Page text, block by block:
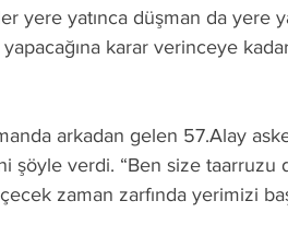
yere yatınca düşman da yere
yapacağına karar verinceye
arkadan gelen 57.Alay
şöyle verdi. “Ben size taarruzu
zaman zarfında yerimizi